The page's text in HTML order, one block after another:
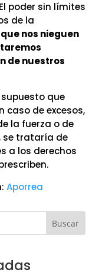
poder sin límites
de la
nos nieguen
de nuestros
que
caso de excesos,
la fuerza o de
se trataría de
a los derechos
Aporrea
Buscar